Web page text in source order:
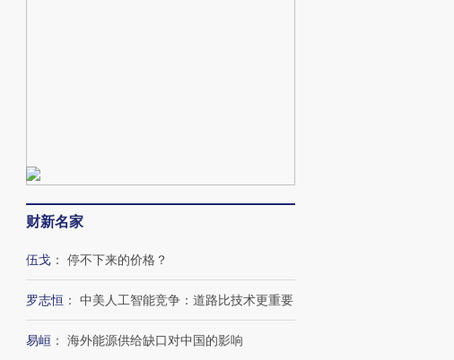
财新名家
伍戈 ： 停不下来的价格？
罗志恒 ： 中美人工智能竞争：道路比技术更重要
易峘 ： 海外能源供给缺口对中国的影响